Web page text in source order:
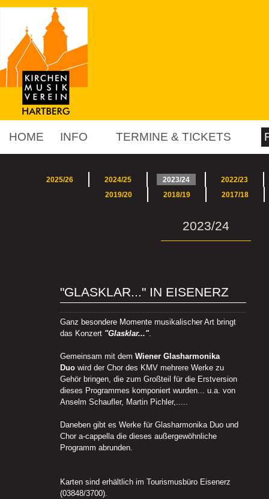
HOME INFO TERMINE & TICKETS
2025/26 2024/25 2023/24
2022/23
2019/20
2018/19 2017/18
2023/24
"GLASKLAR..." IN EISENERZ
Ganz besondere Momente musikalischer Art bringt
das Konzert "Glasklar...".
Gemeinsam mit dem Wiener Glasharmonika
Duo wird der Chor des KMV mehrere Werke zu
Gehör bringen, die zum Großteil für die Erstversion
dieses Programmes komponiert wurden... u.a. von
Anselm Schaufler, Martin Pichler,.....
Daneben gibt es Werke für Glasharmonika Duo und
Chor a-cappella die dieses außergewöhnliche
Programm abrunden.
Karten sind erhältlich im Tourismusbüro Eisenerz
(03848/3700).